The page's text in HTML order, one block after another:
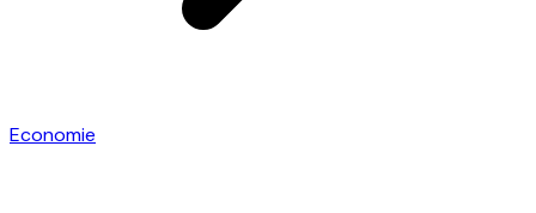
Economie